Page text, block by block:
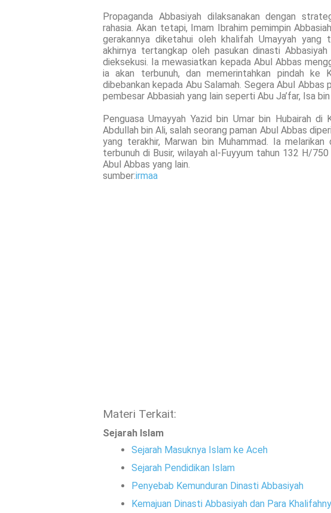
Propaganda Abbasiyah dilaksanakan dengan
rahasia. Akan tetapi, Imam Ibrahim pemimpin
gerakannya diketahui oleh khalifah Umayyah yang
akhirnya tertangkap oleh pasukan dinasti
dieksekusi. Ia mewasiatkan kepada Abul Abbas
ia akan terbunuh, dan memerintahkan pindah ke
dibebankan kepada Abu Salamah. Segera Abul Abbas
pembesar Abbasiah yang lain seperti Abu Ja’far, Isa
Penguasa Umayyah Yazid bin Umar bin Hubairah
Abdullah bin Ali, salah seorang paman Abul Abbas
yang terakhir, Marwan bin Muhammad. Ia
terbunuh di Busir, wilayah al-Fuyyum tahun 132 H/
Abul Abbas yang lain.
sumber:irmaa
Materi Terkait:
Sejarah Islam
Sejarah Masuknya Islam ke Aceh
Sejarah Pendidikan Islam
Penyebab Kemunduran Dinasti Abbasiyah
Kemajuan Dinasti Abbasiyah dan Para